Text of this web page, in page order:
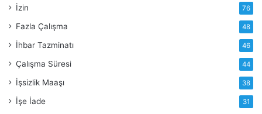
İzin 76
Fazla Çalışma 48
İhbar Tazminatı 46
Çalışma Süresi 44
İşsizlik Maaşı 38
İşe İade 31